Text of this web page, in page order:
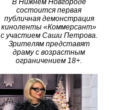
В Нижнем Новгороде
состоится первая
публичная демонстрация
киноленты «Коммерсант»
с участием Саши Петрова.
Зрителям представят
драму с возрастным
ограничением 18+.